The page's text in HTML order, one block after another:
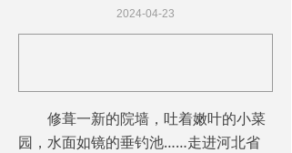
修葺一新的院墙，吐着嫩叶的小菜
园，水面如镜的垂钓池……走进河北省
2024-04-23